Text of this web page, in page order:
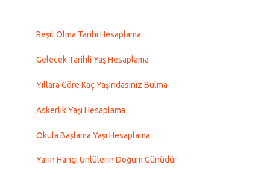
Reşit Olma Tarihi Hesaplama
Gelecek Tarihli Yaş Hesaplama
Yıllara Göre Kaç Yaşındasınız Bulma
Askerlik Yaşı Hesaplama
Okula Başlama Yaşı Hesaplama
Yarın Hangi Ünlülerin Doğum Günüdür